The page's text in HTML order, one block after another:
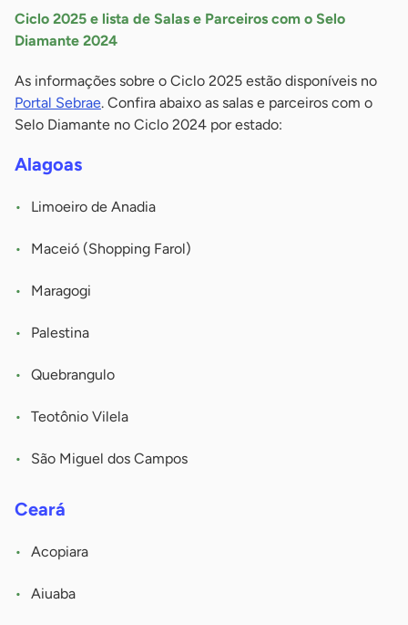
Ciclo 2025 e lista de Salas e Parceiros com o Selo
Diamante 2024
As informações sobre o Ciclo 2025 estão disponíveis no
Portal Sebrae. Confira abaixo as salas e parceiros com o
Selo Diamante no Ciclo 2024 por estado:
Alagoas
Limoeiro de Anadia
Maceió (Shopping Farol)
Maragogi
Palestina
Quebrangulo
Teotônio Vilela
São Miguel dos Campos
Ceará
Acopiara
Aiuaba